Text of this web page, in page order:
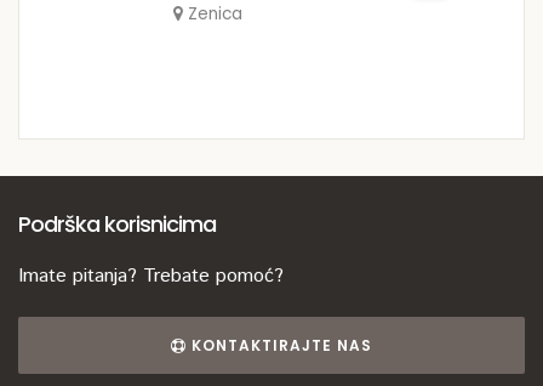
Zenica
Podrška korisnicima
Imate pitanja? Trebate pomoć?
KONTAKTIRAJTE NAS